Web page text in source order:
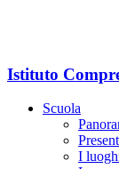
Istituto
Scuola
I